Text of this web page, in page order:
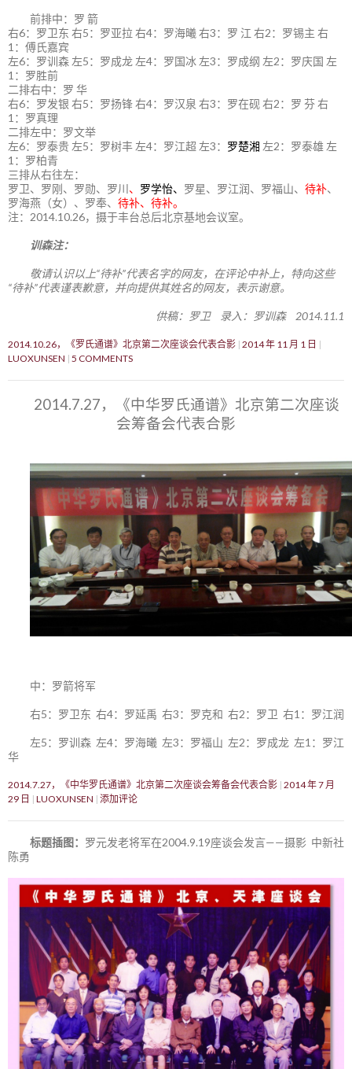
前排中：罗 箭
右6：罗卫东 右5：罗亚拉 右4：罗海曦 右3：罗 江 右2：罗锡主 右
1：傅氏嘉宾
左6：罗训森 左5：罗成龙 左4：罗国冰 左3：罗成纲 左2：罗庆国 左
1：罗胜前
二排右中：罗 华
右6：罗发银 右5：罗扬锋 右4：罗汉泉 右3：罗在砚 右2：罗 芬 右
1：罗真理
二排左中：罗文举
左6：罗泰贵 左5：罗树丰 左4：罗江超 左3： 罗楚湘 左2：罗泰雄 左
1：罗柏青
三排从右往左：
罗卫、罗刚、罗勋、罗川 、 罗学怡、 罗星、罗江润、罗福山、 待补、
罗海燕（女）、罗奉、 待补、待补。
注：2014.10.26，摄于丰台总后北京基地会议室。
训森注：
敬请认识以上“待补”代表名字的网友，在评论中补上，特向这些
“待补”代表谨表歉意，并向提供其姓名的网友，表示谢意。
供稿：罗卫 录入：罗训森 2014.11.1
2014.10.26，《罗氏通谱》北京第二次座谈会代表合影 2014 年 11 月 1 日
LUOXUNSEN 5 COMMENTS
2014.7.27，《中华罗氏通谱》北京第二次座谈
会筹备会代表合影
中：罗箭将军
右5：罗卫东 右4：罗延禹 右3：罗克和 右2：罗卫 右1：罗江润
左5：罗训森 左4：罗海曦 左3：罗福山 左2：罗成龙 左1：罗江
华
2014.7.27，《中华罗氏通谱》北京第二次座谈会筹备会代表合影 2014 年 7 月
29 日
LUOXUNSEN 添加评论
标题插图： 罗元发老将军在2004.9.19座谈会发言——摄影 中新社
陈勇